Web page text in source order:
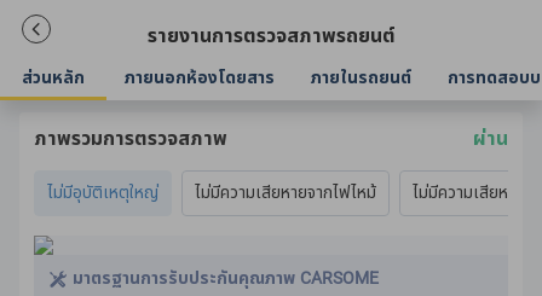
รายงานการตรวจสภาพรถยนต์
ส่วนหลัก ภายนอกห้องโดยสาร ภายในรถยนต์ การทดสอบ
ภาพรวมการตรวจสภาพ ผ่าน
ไม่มีอุบัติเหตุใหญ่ ไม่มีความเสียหายจากไฟไหม้ ไม่มีความเสียหายจ
มาตรฐานการรับประกันคุณภาพ CARSOME